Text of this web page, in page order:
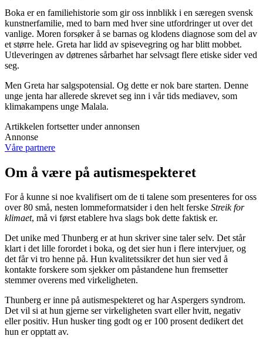
Boka er en familiehistorie som gir oss innblikk i en særegen svensk
kunstnerfamilie, med to barn med hver sine utfordringer ut over det
vanlige. Moren forsøker å se barnas og klodens diagnose som del av
et større hele. Greta har lidd av spisevegring og har blitt mobbet.
Utleveringen av døtrenes sårbarhet har selvsagt flere etiske sider ved
seg.
Men Greta har salgspotensial. Og dette er nok bare starten. Denne
unge jenta har allerede skrevet seg inn i vår tids mediavev, som
klimakampens unge Malala.
Artikkelen fortsetter under annonsen
Annonse
Våre partnere
Om å være på autismespekteret
For å kunne si noe kvalifisert om de ti talene som presenteres for oss
over 80 små, nesten lommeformatsider i den helt ferske Streik for
klimaet, må vi først etablere hva slags bok dette faktisk er.
Det unike med Thunberg er at hun skriver sine taler selv. Det står
klart i det lille forordet i boka, og det sier hun i flere intervjuer, og
det får vi tro henne på. Hun kvalitetssikrer det hun sier ved å
kontakte forskere som sjekker om påstandene hun fremsetter
stemmer overens med virkeligheten.
Thunberg er inne på autismespekteret og har Aspergers syndrom.
Det vil si at hun gjerne ser virkeligheten svart eller hvitt, negativ
eller positiv. Hun husker ting godt og er 100 prosent dedikert det
hun er opptatt av.